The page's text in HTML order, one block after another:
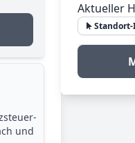
und
Aktueller